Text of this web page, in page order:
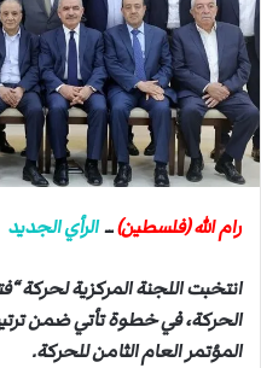
ي
د
ا
إ
ك
ت
رام الله (فلسطين)ــالرأي الجديد
انتخبت اللجنة المركزية لحركة
الحركة، في خطوة تأتي ضمن
المؤتمر العام الثامن للحركة.